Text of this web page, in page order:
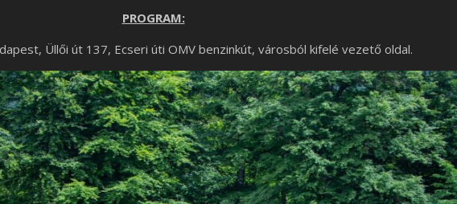
PROGRAM:
Üllői út 137, Ecseri úti OMV benzinkút, városból kifelé vezető oldal.